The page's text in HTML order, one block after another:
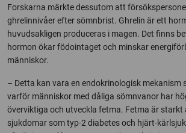
Forskarna märkte dessutom att
ghrelinnivåer efter sömnbrist. Ghrelin är ett
huvudsakligen produceras i magen. Det finns
hormon ökar födointaget och minskar
människor.
– Detta kan vara en endokrinologisk mekanism
varför människor med dåliga sömnvanor har
överviktiga och utveckla fetma. Fetma är starkt
sjukdomar som typ-2 diabetes och hjärt-